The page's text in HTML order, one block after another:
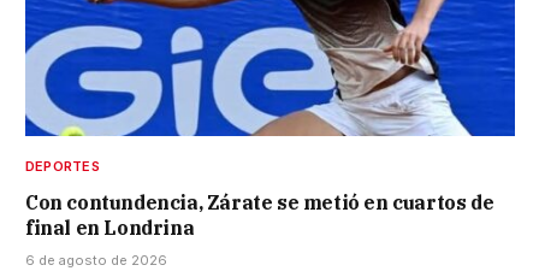
DEPORTES
Con contundencia, Zárate se metió en cuartos de
final en Londrina
6 de agosto de 2026